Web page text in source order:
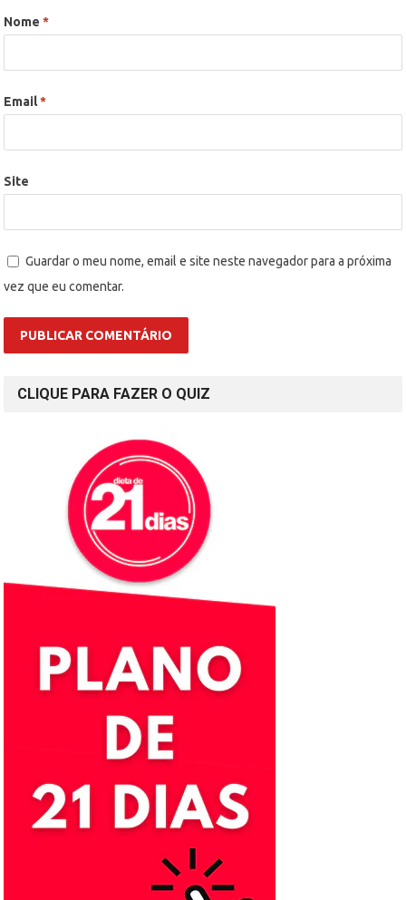
Nome*
Email*
Site
Guardar o meu nome, email e site neste navegador para a próxima
vez que eu comentar.
CLIQUE PARA FAZER O QUIZ